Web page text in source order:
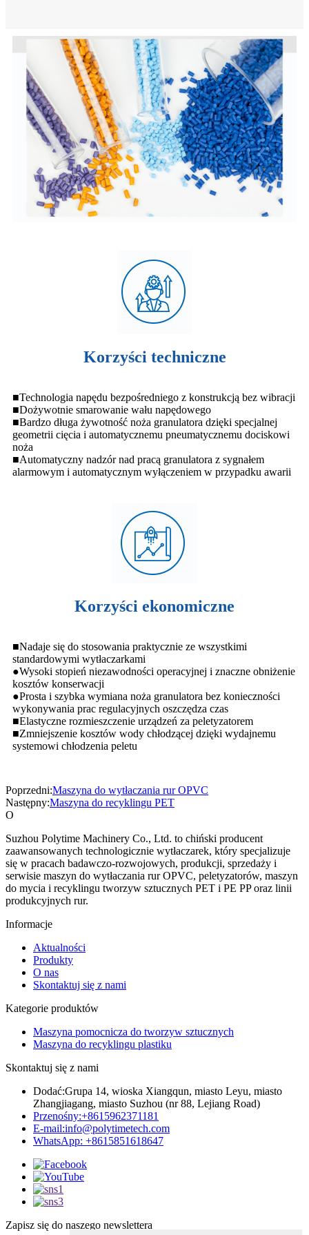
Korzyści techniczne
■Technologia napędu bezpośredniego z konstrukcją bez wibracji
■Dożywotnie smarowanie wału napędowego
■Bardzo długa żywotność noża granulatora dzięki specjalnej
geometrii cięcia i automatycznemu pneumatycznemu dociskowi
noża
■Automatyczny nadzór nad pracą granulatora z sygnałem
alarmowym i automatycznym wyłączeniem w przypadku awarii
Korzyści ekonomiczne
■Nadaje się do stosowania praktycznie ze wszystkimi
standardowymi wytłaczarkami
●Wysoki stopień niezawodności operacyjnej i znaczne obniżenie
kosztów konserwacji
●Prosta i szybka wymiana noża granulatora bez konieczności
wykonywania prac regulacyjnych oszczędza czas
■Elastyczne rozmieszczenie urządzeń za peletyzatorem
■Zmniejszenie kosztów wody chłodzącej dzięki wydajnemu
systemowi chłodzenia peletu
Poprzedni:Maszyna do wytłaczania rur OPVC
Następny:Maszyna do recyklingu PET
O
Suzhou Polytime Machinery Co., Ltd. to chiński producent
zaawansowanych technologicznie wytłaczarek, który specjalizuje
się w pracach badawczo-rozwojowych, produkcji, sprzedaży i
serwisie maszyn do wytłaczania rur OPVC, peletyzatorów, maszyn
do mycia i recyklingu tworzyw sztucznych PET i PE PP oraz linii
produkcyjnych rur.
Informacje
Aktualności
Produkty
O nas
Skontaktuj się z nami
Kategorie produktów
Maszyna pomocnicza do tworzyw sztucznych
Maszyna do recyklingu plastiku
Skontaktuj się z nami
Dodać:Grupa 14, wioska Xiangqun, miasto Leyu, miasto
Zhangjiagang, miasto Suzhou (nr 88, Lejiang Road)
Przenośny:+8615962371181
E-mail:info@polytimetech.com
WhatsApp: +8615851618647
Zapisz się do naszego newslettera